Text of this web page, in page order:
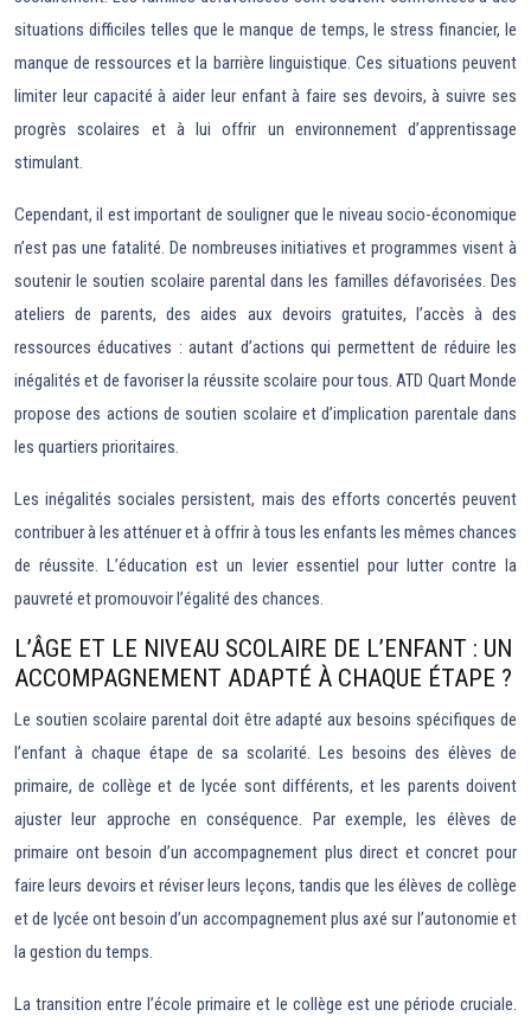
situations difficiles telles que le manque de temps, le stress financier, le
manque de ressources et la barrière linguistique. Ces situations peuvent
limiter leur capacité à aider leur enfant à faire ses devoirs, à suivre ses
progrès scolaires et à lui offrir un environnement d’apprentissage
stimulant.
Cependant, il est important de souligner que le niveau socio-économique
n’est pas une fatalité. De nombreuses initiatives et programmes visent à
soutenir le soutien scolaire parental dans les familles défavorisées. Des
ateliers de parents, des aides aux devoirs gratuites, l’accès à des
ressources éducatives : autant d’actions qui permettent de réduire les
inégalités et de favoriser la réussite scolaire pour tous. ATD Quart Monde
propose des actions de soutien scolaire et d’implication parentale dans
les quartiers prioritaires.
Les inégalités sociales persistent, mais des efforts concertés peuvent
contribuer à les atténuer et à offrir à tous les enfants les mêmes chances
de réussite. L’éducation est un levier essentiel pour lutter contre la
pauvreté et promouvoir l’égalité des chances.
L’ÂGE ET LE NIVEAU SCOLAIRE DE L’ENFANT : UN
ACCOMPAGNEMENT ADAPTÉ À CHAQUE ÉTAPE ?
Le soutien scolaire parental doit être adapté aux besoins spécifiques de
l’enfant à chaque étape de sa scolarité. Les besoins des élèves de
primaire, de collège et de lycée sont différents, et les parents doivent
ajuster leur approche en conséquence. Par exemple, les élèves de
primaire ont besoin d’un accompagnement plus direct et concret pour
faire leurs devoirs et réviser leurs leçons, tandis que les élèves de collège
et de lycée ont besoin d’un accompagnement plus axé sur l’autonomie et
la gestion du temps.
La transition entre l’école primaire et le collège est une période cruciale.